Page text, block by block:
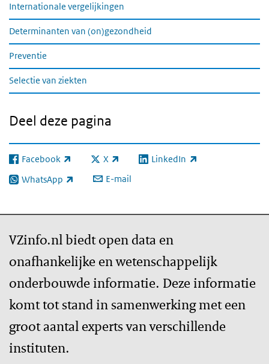
Internationale vergelijkingen
Determinanten van (on)gezondheid
Preventie
Selectie van ziekten
Deel deze pagina
Facebook
(externe link) X
(externe link) LinkedIn
(externe link)
WhatsApp
(externe link) E-mail
VZinfo.nl biedt open data en
onafhankelijke en wetenschappelijk
onderbouwde informatie. Deze informatie
komt tot stand in samenwerking met een
groot aantal experts van verschillende
instituten.